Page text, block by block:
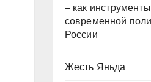
– как инструменты
современной
России
Жесть Яньда